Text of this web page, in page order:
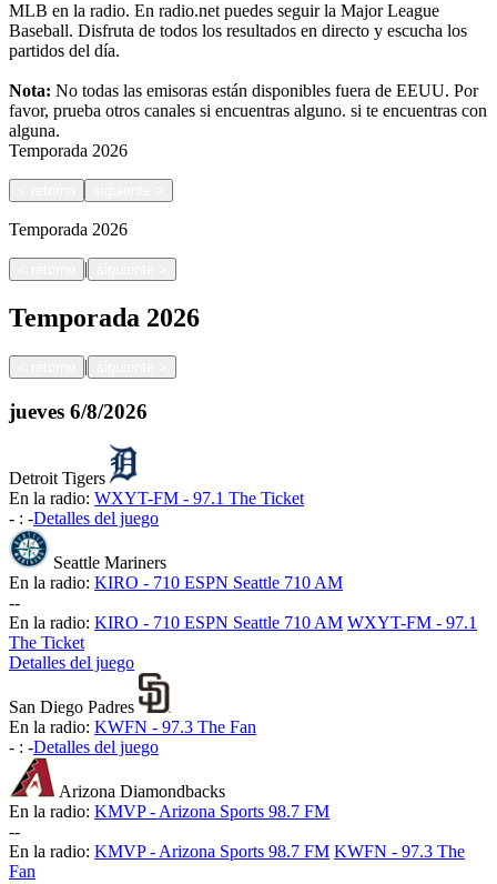
MLB en la radio. En radio.net puedes seguir la Major League
Baseball. Disfruta de todos los resultados en directo y escucha los
partidos del día.
Nota: No todas las emisoras están disponibles fuera de EEUU. Por
favor, prueba otros canales si encuentras alguno. si te encuentras con
alguna.
Temporada 2026
Temporada 2026
|
Temporada 2026
|
jueves 6/8/2026
Detroit Tigers
En la radio: WXYT-FM - 97.1 The Ticket
- : -Detalles del juego
Seattle Mariners
En la radio: KIRO - 710 ESPN Seattle 710 AM
--
En la radio: KIRO - 710 ESPN Seattle 710 AM WXYT-FM - 97.1
The Ticket
Detalles del juego
San Diego Padres
En la radio: KWFN - 97.3 The Fan
- : -Detalles del juego
Arizona Diamondbacks
En la radio: KMVP - Arizona Sports 98.7 FM
--
En la radio: KMVP - Arizona Sports 98.7 FM KWFN - 97.3 The
Fan